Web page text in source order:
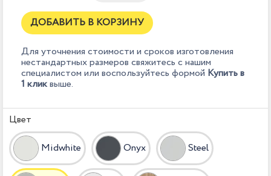
ДОБАВИТЬ В КОРЗИНУ
Для уточнения стоимости и сроков изготовления
нестандартных размеров свяжитесь с нашим
специалистом или воспользуйтесь формой Купить в
1 кликвыше.
Цвет
Midwhite Onyx Steel